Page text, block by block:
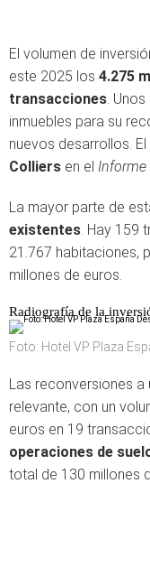
El volumen de
este 2025 los 4.275
transacciones.
inmuebles para su
nuevos desarrollos.
Colliers en el Informe
La mayor parte de
existentes. Hay 159
21.767 habitaciones,
millones de euros.
Radiografía de la
Foto: Hotel VP Plaza
Las reconversiones a
relevante, con un
euros en 19
operaciones de
total de 130 millones